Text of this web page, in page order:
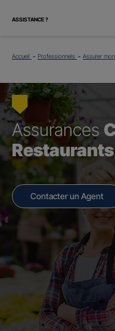
ASSISTANCE ?
Accueil Professionnels Assurer
Assurances
Restaurants
Contacter un Agent